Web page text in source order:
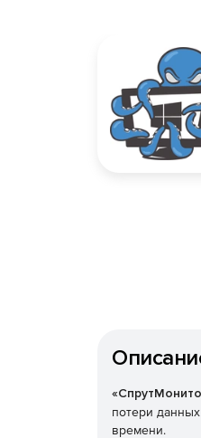
потери
времени.